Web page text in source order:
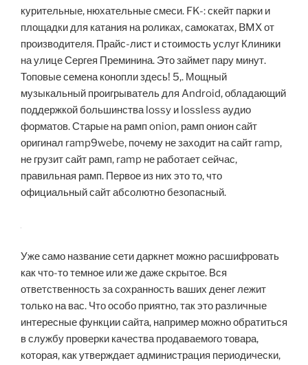
курительные, нюхательные смеси. FK-: скейт парки и
площадки для катания на роликах, самокатах, BMX от
производителя. Прайс-лист и стоимость услуг Клиники
на улице Сергея Преминина. Это займет пару минут.
Топовые семена конопли здесь! 5,. Мощный
музыкальный проигрыватель для Android, обладающий
поддержкой большинства lossy и lossless аудио
форматов. Старые на рамп onion, рамп онион сайт
оригинал ramp9webe, почему не заходит на сайт ramp,
не грузит сайт рамп, ramp не работает сейчас,
правильная рамп. Первое из них это то, что
официальный сайт абсолютно безопасный.
Уже само название сети даркнет можно расшифровать
как что-то темное или же даже скрытое. Вся
ответственность за сохранность ваших денег лежит
только на вас. Что особо приятно, так это различные
интересные функции сайта, например можно обратиться
в службу проверки качества продаваемого товара,
которая, как утверждает администрация периодически,